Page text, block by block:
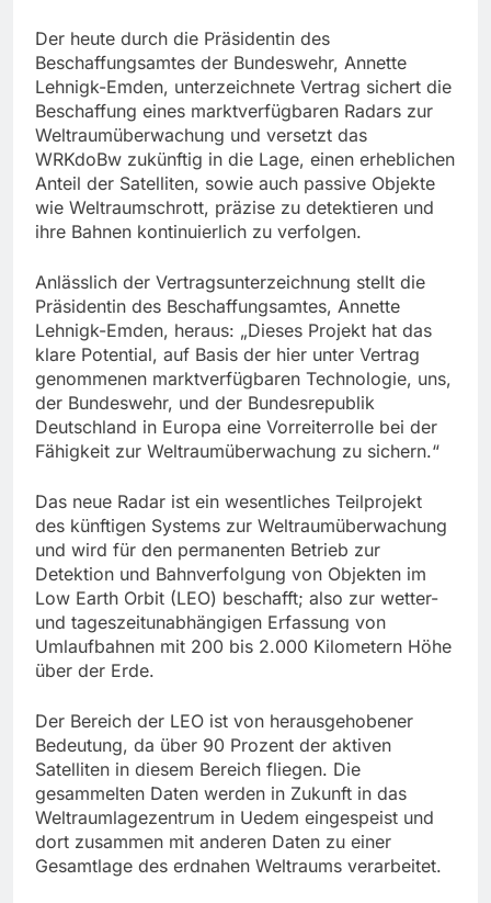
Der heute durch die Präsidentin des
Beschaffungsamtes der Bundeswehr, Annette
Lehnigk-Emden, unterzeichnete Vertrag sichert die
Beschaffung eines marktverfügbaren Radars zur
Weltraumüberwachung und versetzt das
WRKdoBw zukünftig in die Lage, einen erheblichen
Anteil der Satelliten, sowie auch passive Objekte
wie Weltraumschrott, präzise zu detektieren und
ihre Bahnen kontinuierlich zu verfolgen.
Anlässlich der Vertragsunterzeichnung stellt die
Präsidentin des Beschaffungsamtes, Annette
Lehnigk-Emden, heraus: „Dieses Projekt hat das
klare Potential, auf Basis der hier unter Vertrag
genommenen marktverfügbaren Technologie, uns,
der Bundeswehr, und der Bundesrepublik
Deutschland in Europa eine Vorreiterrolle bei der
Fähigkeit zur Weltraumüberwachung zu sichern.“
Das neue Radar ist ein wesentliches Teilprojekt
des künftigen Systems zur Weltraumüberwachung
und wird für den permanenten Betrieb zur
Detektion und Bahnverfolgung von Objekten im
Low Earth Orbit (LEO) beschafft; also zur wetter-
und tageszeitunabhängigen Erfassung von
Umlaufbahnen mit 200 bis 2.000 Kilometern Höhe
über der Erde.
Der Bereich der LEO ist von herausgehobener
Bedeutung, da über 90 Prozent der aktiven
Satelliten in diesem Bereich fliegen. Die
gesammelten Daten werden in Zukunft in das
Weltraumlagezentrum in Uedem eingespeist und
dort zusammen mit anderen Daten zu einer
Gesamtlage des erdnahen Weltraums verarbeitet.